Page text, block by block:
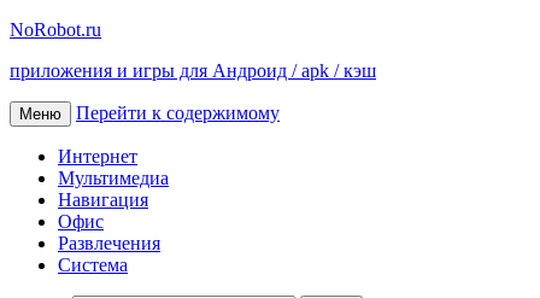
NoRobot.ru
приложения и игры для Андроид / apk / кэш
Меню Перейти к содержимому
Интернет
Мультимедиа
Навигация
Офис
Развлечения
Система